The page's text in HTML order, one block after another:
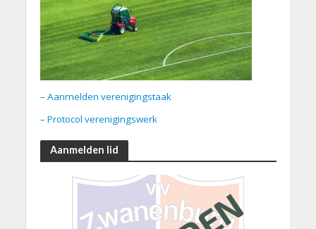
– Aanmelden verenigingstaak
– Protocol verenigingswerk
Aanmelden lid